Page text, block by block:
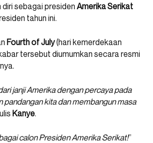
sebagai presiden AmerikaSerikat
tahun ini.
Fourth of July(hari kemerdekaan
tersebut diumumkan secara resmi
janji Amerika dengan percaya pada
pandangan kita dan membangun masa
Kanye.
calon Presiden Amerika Serikat!”